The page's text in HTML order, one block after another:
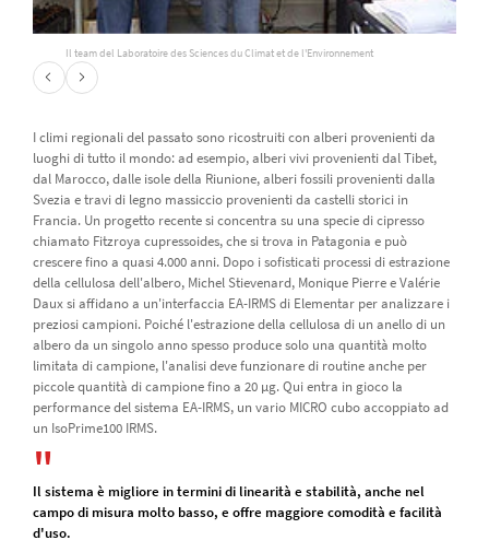
Il team del Laboratoire des Sciences du Climat et de l'Environnement
I climi regionali del passato sono ricostruiti con alberi provenienti da
luoghi di tutto il mondo: ad esempio, alberi vivi provenienti dal Tibet,
dal Marocco, dalle isole della Riunione, alberi fossili provenienti dalla
Svezia e travi di legno massiccio provenienti da castelli storici in
Francia. Un progetto recente si concentra su una specie di cipresso
chiamato Fitzroya cupressoides, che si trova in Patagonia e può
crescere fino a quasi 4.000 anni. Dopo i sofisticati processi di estrazione
della cellulosa dell'albero, Michel Stievenard, Monique Pierre e Valérie
Daux si affidano a un'interfaccia EA-IRMS di Elementar per analizzare i
preziosi campioni. Poiché l'estrazione della cellulosa di un anello di un
albero da un singolo anno spesso produce solo una quantità molto
limitata di campione, l'analisi deve funzionare di routine anche per
piccole quantità di campione fino a 20 µg. Qui entra in gioco la
performance del sistema EA-IRMS, un vario MICRO cubo accoppiato ad
un IsoPrime100 IRMS.
Il sistema è migliore in termini di linearità e stabilità, anche nel
campo di misura molto basso, e offre maggiore comodità e facilità
d'uso.